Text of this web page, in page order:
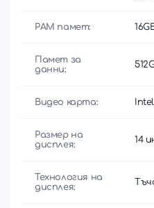
РАМ памет:
Памет за
данни:
Видео карта:
Размер на
дисплея:
14
Технология на
дисплея: